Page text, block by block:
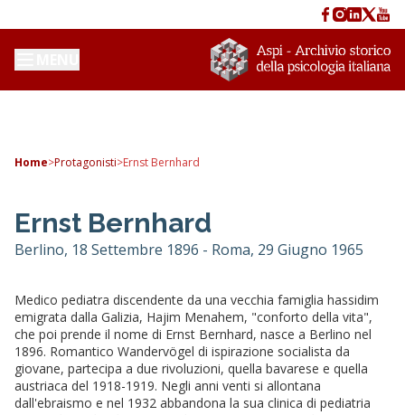
Home>Protagonisti>Ernst Bernhard
Ernst Bernhard
Berlino, 18 Settembre 1896 - Roma, 29 Giugno 1965
Medico pediatra discendente da una vecchia famiglia hassidim
emigrata dalla Galizia, Hajim Menahem, "conforto della vita",
che poi prende il nome di Ernst Bernhard, nasce a Berlino nel
1896. Romantico Wandervögel di ispirazione socialista da
giovane, partecipa a due rivoluzioni, quella bavarese e quella
austriaca del 1918-1919. Negli anni venti si allontana
dall'ebraismo e nel 1932 abbandona la sua clinica di pediatria